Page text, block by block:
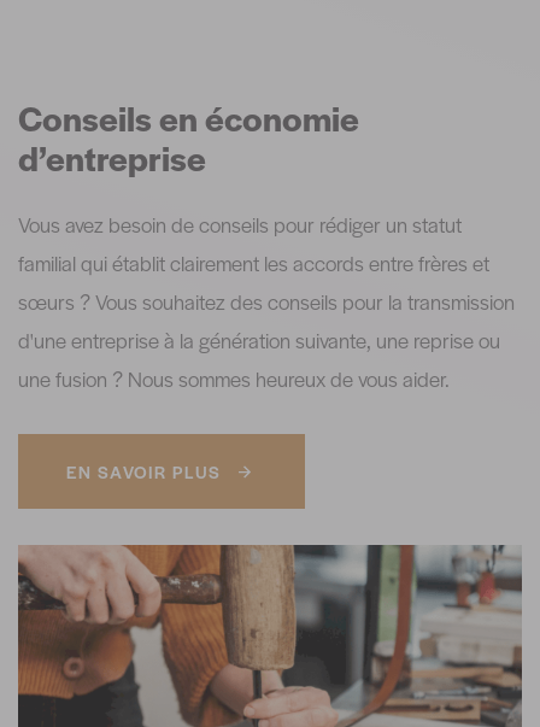
Conseils en économie
d’entreprise
Vous avez besoin de conseils pour rédiger un statut
familial qui établit clairement les accords entre frères et
sœurs ? Vous souhaitez des conseils pour la transmission
d'une entreprise à la génération suivante, une reprise ou
une fusion ? Nous sommes heureux de vous aider.
EN SAVOIR PLUS